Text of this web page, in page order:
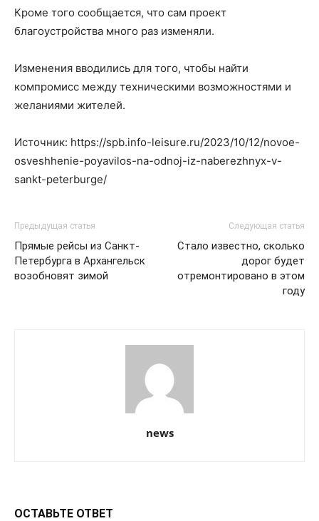
Кроме того сообщается, что сам проект
благоустройства много раз изменяли.
Изменения вводились для того, чтобы найти
компромисс между техническими возможностями и
желаниями жителей.
Источник: https://spb.info-leisure.ru/2023/10/12/novoe-
osveshhenie-poyavilos-na-odnoj-iz-naberezhnyx-v-
sankt-peterburge/
Предыдущая статья
Прямые рейсы из Санкт-
Петербурга в Архангельск
возобновят зимой
Следующая статья
Стало известно, сколько
дорог будет
отремонтировано в этом
году
news
ОСТАВЬТЕ ОТВЕТ